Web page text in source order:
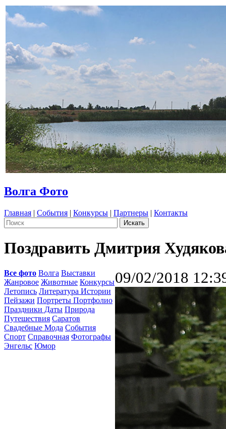
Волга Фото
Главная | События | Конкурсы | Партнеры | Контакты
Поздравить Дмитрия
Все фото Волга Выставки
Жанровое Животные Конкурсы
Летопись Литература Истории
Пейзажи Портреты Портфолио
Праздники Даты Природа
Путешествия Саратов
Свадебные Мода События
Спорт Справочная Фотографы
Энгельс Юмор
09/02/2018